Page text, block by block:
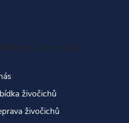
živočichů
živočichů